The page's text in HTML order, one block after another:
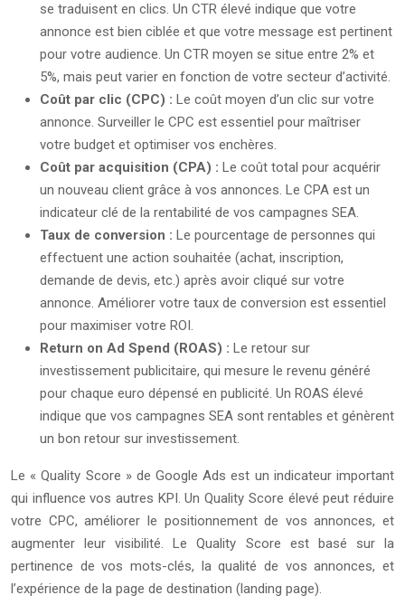
se traduisent en clics. Un CTR élevé indique que votre
annonce est bien ciblée et que votre message est pertinent
pour votre audience. Un CTR moyen se situe entre 2% et
5%, mais peut varier en fonction de votre secteur d’activité.
Coût par clic (CPC) : Le coût moyen d’un clic sur votre
annonce. Surveiller le CPC est essentiel pour maîtriser
votre budget et optimiser vos enchères.
Coût par acquisition (CPA) : Le coût total pour acquérir
un nouveau client grâce à vos annonces. Le CPA est un
indicateur clé de la rentabilité de vos campagnes SEA.
Taux de conversion : Le pourcentage de personnes qui
effectuent une action souhaitée (achat, inscription,
demande de devis, etc.) après avoir cliqué sur votre
annonce. Améliorer votre taux de conversion est essentiel
pour maximiser votre ROI.
Return on Ad Spend (ROAS) : Le retour sur
investissement publicitaire, qui mesure le revenu généré
pour chaque euro dépensé en publicité. Un ROAS élevé
indique que vos campagnes SEA sont rentables et génèrent
un bon retour sur investissement.
Le « Quality Score » de Google Ads est un indicateur important
qui influence vos autres KPI. Un Quality Score élevé peut réduire
votre CPC, améliorer le positionnement de vos annonces, et
augmenter leur visibilité. Le Quality Score est basé sur la
pertinence de vos mots-clés, la qualité de vos annonces, et
l’expérience de la page de destination (landing page).